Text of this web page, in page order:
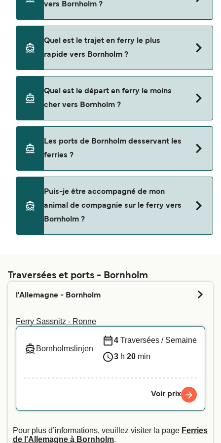
vers Bornholm ?
Ystad
Sassnitz
Koge
Quel est le trajet en ferry le plus
rapide vers Bornholm ?
Bornholm est sur la route Ystad - Ronne, avec une
durée du trajet d’environ 1 heure 20 minutes.
Quel est le départ en ferry le moins
cher vers Bornholm ?
Bornholm coûte $71 sur la route Koge - Ronne.
Prix hors frais de réservation.
Les ports de Bornholm desservant les
ferries ?
ferries disponibles sont
Ronne
Puis-je être accompagné de mon
animal de compagnie sur le ferry vers
Bornholm ?
pas. Il vous suffit de saisir vos informations ci-
emmener votre animal de compagnie sur la
- ou si vous voyagez avec un animal d'assistance
- nous vous recommandons de contacter
directement notre service client.
Traversées et ports - Bornholm
l'Allemagne - Bornholm
Ferry Sassnitz - Ronne
Bornholmslinjen
4 Traversées / Semaine
3 h 20 min
Voir prix
Pour plus d’informations, veuillez visiter la page Ferries
de l'Allemagne à Bornholm.